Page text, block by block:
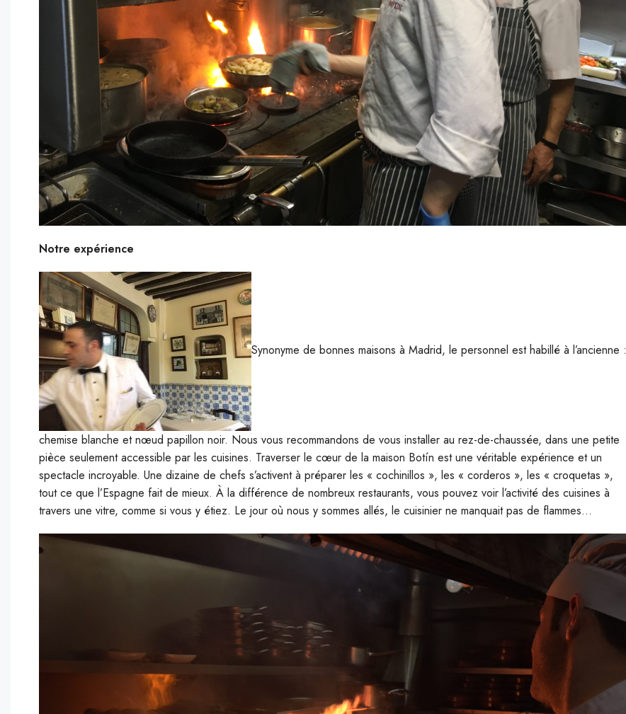
Notre expérience
Synonyme de bonnes maisons à Madrid, le personnel est habillé à l’ancienne :
chemise blanche et nœud papillon noir. Nous vous recommandons de vous installer au rez-de-chaussée, dans une petite
pièce seulement accessible par les cuisines. Traverser le cœur de la maison Botín est une véritable expérience et un
spectacle incroyable. Une dizaine de chefs s’activent à préparer les « cochinillos », les « corderos », les « croquetas »,
tout ce que l’Espagne fait de mieux. À la différence de nombreux restaurants, vous pouvez voir l’activité des cuisines à
travers une vitre, comme si vous y étiez. Le jour où nous y sommes allés, le cuisinier ne manquait pas de flammes…